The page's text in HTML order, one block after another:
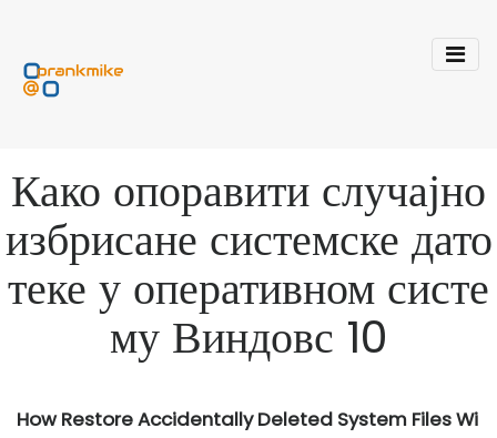
Како опоравити случајно
избрисане системске дато
теке у оперативном систе
му Виндовс 10
How Restore Accidentally Deleted System Files Wi